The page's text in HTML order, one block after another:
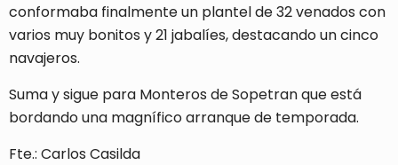
conformaba finalmente un plantel de 32 venados con
varios muy bonitos y 21 jabalíes, destacando un cinco
navajeros.
Suma y sigue para Monteros de Sopetran que está
bordando una magnífico arranque de temporada.
Fte.: Carlos Casilda